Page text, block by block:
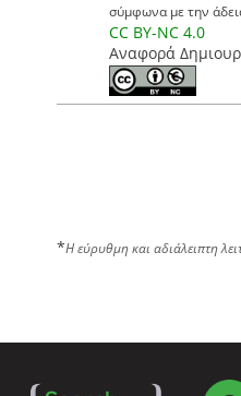
σύμφωνα με την
CC BY-NC 4.0
Αναφορά
*Η εύρυθμη και αδιάλειπτη